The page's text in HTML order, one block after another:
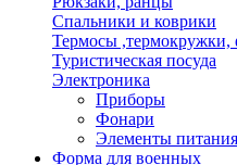
Спальники и коврики
Термосы ,термокружки,
Туристическая посуда
Электроника
Приборы
Фонари
Элементы питания
Форма для военных